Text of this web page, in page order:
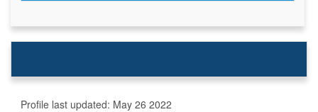
Profile last updated: May 26 2022